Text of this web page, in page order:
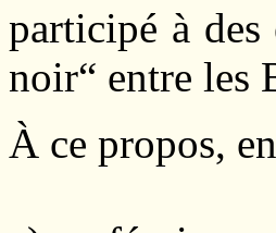
participé à des
noir“ entre les
À ce propos,